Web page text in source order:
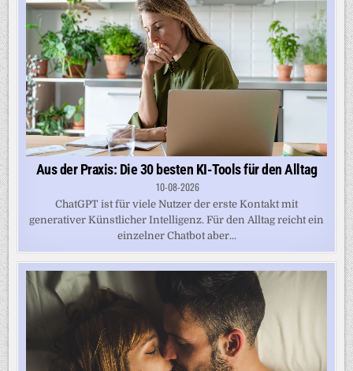
Aus der Praxis: Die 30 besten KI-Tools für den Alltag
10-08-2026
ChatGPT ist für viele Nutzer der erste Kontakt mit
generativer Künstlicher Intelligenz. Für den Alltag reicht ein
einzelner Chatbot aber...